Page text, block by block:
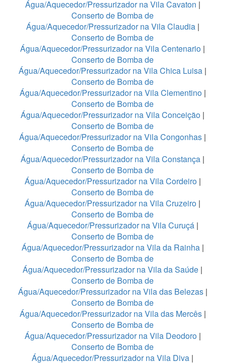
Água/Aquecedor/Pressurizador na Vila Cavaton |
Conserto de Bomba de
Água/Aquecedor/Pressurizador na Vila Claudia|
Conserto de Bomba de
Água/Aquecedor/Pressurizador na Vila Centenario |
Conserto de Bomba de
Água/Aquecedor/Pressurizador na Vila Chica Luisa |
Conserto de Bomba de
Água/Aquecedor/Pressurizador na Vila Clementino|
Conserto de Bomba de
Água/Aquecedor/Pressurizador na Vila Conceição |
Conserto de Bomba de
Água/Aquecedor/Pressurizador na Vila Congonhas |
Conserto de Bomba de
Água/Aquecedor/Pressurizador na Vila Constança |
Conserto de Bomba de
Água/Aquecedor/Pressurizador na Vila Cordeiro|
Conserto de Bomba de
Água/Aquecedor/Pressurizador na Vila Cruzeiro |
Conserto de Bomba de
Água/Aquecedor/Pressurizador na Vila Curuçá |
Conserto de Bomba de
Água/Aquecedor/Pressurizador na Vila da Rainha |
Conserto de Bomba de
Água/Aquecedor/Pressurizador na Vila da Saúde |
Conserto de Bomba de
Água/Aquecedor/Pressurizador na Vila das Belezas|
Conserto de Bomba de
Água/Aquecedor/Pressurizador na Vila das Mercês|
Conserto de Bomba de
Água/Aquecedor/Pressurizador na Vila Deodoro|
Conserto de Bomba de
Água/Aquecedor/Pressurizador na Vila Diva |